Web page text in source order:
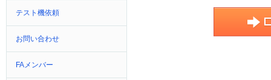
テスト機依頼
お問い合わせ
FAメンバー